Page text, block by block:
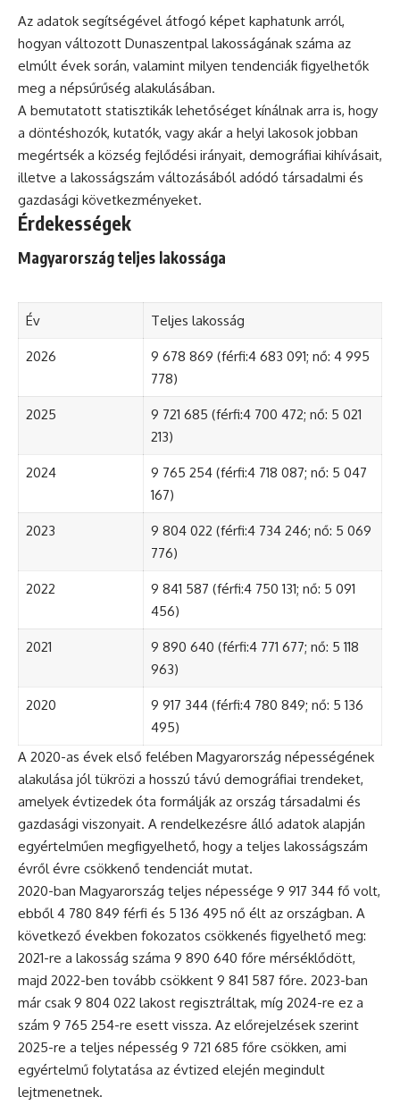
Az adatok segítségével átfogó képet kaphatunk arról,
hogyan változott Dunaszentpal lakosságának száma az
elmúlt évek során, valamint milyen tendenciák figyelhetők
meg a népsűrűség alakulásában.
A bemutatott statisztikák lehetőséget kínálnak arra is, hogy
a döntéshozók, kutatók, vagy akár a helyi lakosok jobban
megértsék a község fejlődési irányait, demográfiai kihívásait,
illetve a lakosságszám változásából adódó társadalmi és
gazdasági következményeket.
Érdekességek
Magyarország teljes lakossága
Év Teljes lakosság
2026
9 678 869 (férfi:4 683 091; nő: 4 995
778)
2025
9 721 685 (férfi:4 700 472; nő: 5 021
213)
2024
9 765 254 (férfi:4 718 087; nő: 5 047
167)
2023
9 804 022 (férfi:4 734 246; nő: 5 069
776)
2022
9 841 587 (férfi:4 750 131; nő: 5 091
456)
2021
9 890 640 (férfi:4 771 677; nő: 5 118
963)
2020
9 917 344 (férfi:4 780 849; nő: 5 136
495)
A 2020-as évek első felében Magyarország népességének
alakulása jól tükrözi a hosszú távú demográfiai trendeket,
amelyek évtizedek óta formálják az ország társadalmi és
gazdasági viszonyait. A rendelkezésre álló adatok alapján
egyértelműen megfigyelhető, hogy a teljes lakosságszám
évről évre csökkenő tendenciát mutat.
2020-ban Magyarország teljes népessége 9 917 344 fő volt,
ebből 4 780 849 férfi és 5 136 495 nő élt az országban. A
következő években fokozatos csökkenés figyelhető meg:
2021-re a lakosság száma 9 890 640 főre mérséklődött,
majd 2022-ben tovább csökkent 9 841 587 főre. 2023-ban
már csak 9 804 022 lakost regisztráltak, míg 2024-re ez a
szám 9 765 254-re esett vissza. Az előrejelzések szerint
2025-re a teljes népesség 9 721 685 főre csökken, ami
egyértelmű folytatása az évtized elején megindult
lejtmenetnek.